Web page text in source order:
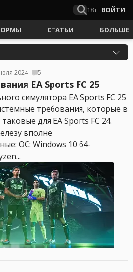
18+ ВОЙТИ
СТАТЬИ БОЛЬШЕ
2024 5
EA Sports FC 25
симулятора EA Sports FC 25
требования, которые в
для EA Sports FC 24.
вполне
ОС: Windows 10 64-